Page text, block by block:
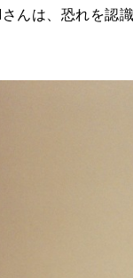
んは、恐れを認